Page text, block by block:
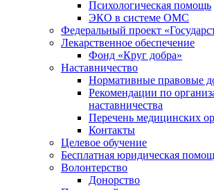
Психологическая помощь
ЭКО в системе ОМС
Федеральный проект
Лекарственное обеспечение
Фонд «Круг добра»
Наставничество
Нормативные правовые
Рекомендации по
наставничества
Перечень медицинских
Контакты
Целевое обучение
Бесплатная юридическая
Волонтерство
Донорство